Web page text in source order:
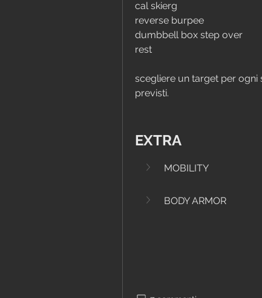
cal skierg
reverse burpee
dumbbell box step over
rest
scegliere un target per ogni
previsti.
EXTRA
MOBILITY
BODY ARMOR